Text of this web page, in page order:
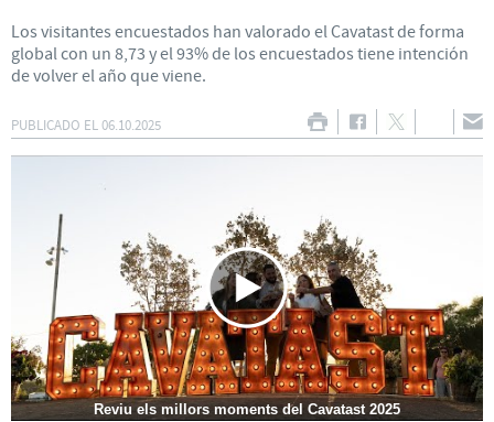
Los visitantes encuestados han valorado el Cavatast de forma
global con un 8,73 y el 93% de los encuestados tiene intención
de volver el año que viene.
PUBLICADO EL06.10.2025
Reviu els millors moments del Cavatast 2025